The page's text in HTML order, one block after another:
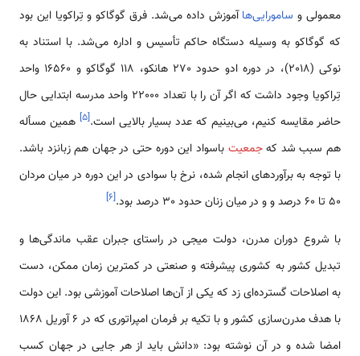
معمولی و سامورایی‌هاآموزش داده می‌شد. فرق گوگاکو و تِراکویا این بود
که گوگاکو به وسیله دستگاه حاکم تأسیس و اداره می‌شد. با استناد به
نوکی (2018)، در دوره ادو حدود 270 هانکو، 118 گوگاکو و 16560 واحد
تِراکویا وجود داشت که اگر آن را با تعداد 22000 واحد مدرسه ابتدایی حال
حاضر مقایسه کنیم، می‌بینیم که عدد بسیار بالایی است.[۵] همین مسأله
هم سبب شد کهجمعیت باسواد این دوره حتی در جهان هم زبانزد باشد.
با توجه به برآوردهای انجام شده، نرخ با سوادی در این دوره در میان مردان
50 تا 60 درصد و و در میان زنان حدود 30 درصد بود.
[۶]
با شروع دوران مدرن، دولت میجی در راستای جبران عقب ماندگی‌ها و
تبدیل کشور به کشوری پیشرفته و صنعتی در کمترین زمان ممکن، دست
به اصلاحات گسترده‌ای زد که یکی از آن‌ها اصلاحات آموزشی بود. این دولت
با هدف مدرن‌سازی کشور و با تکیه بر فرمان امپراتوری که در 6 آوریل 1868
امضا شده و در آن نوشته بود: «دانش باید از هر جایی در جهان کسب